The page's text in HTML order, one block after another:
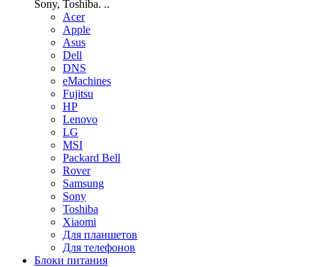
Sony, Toshiba. ..
Acer
Apple
Asus
Dell
DNS
eMachines
Fujitsu
HP
Lenovo
LG
MSI
Packard Bell
Rover
Samsung
Sony
Toshiba
Xiaomi
Для планшетов
Для телефонов
Блоки питания